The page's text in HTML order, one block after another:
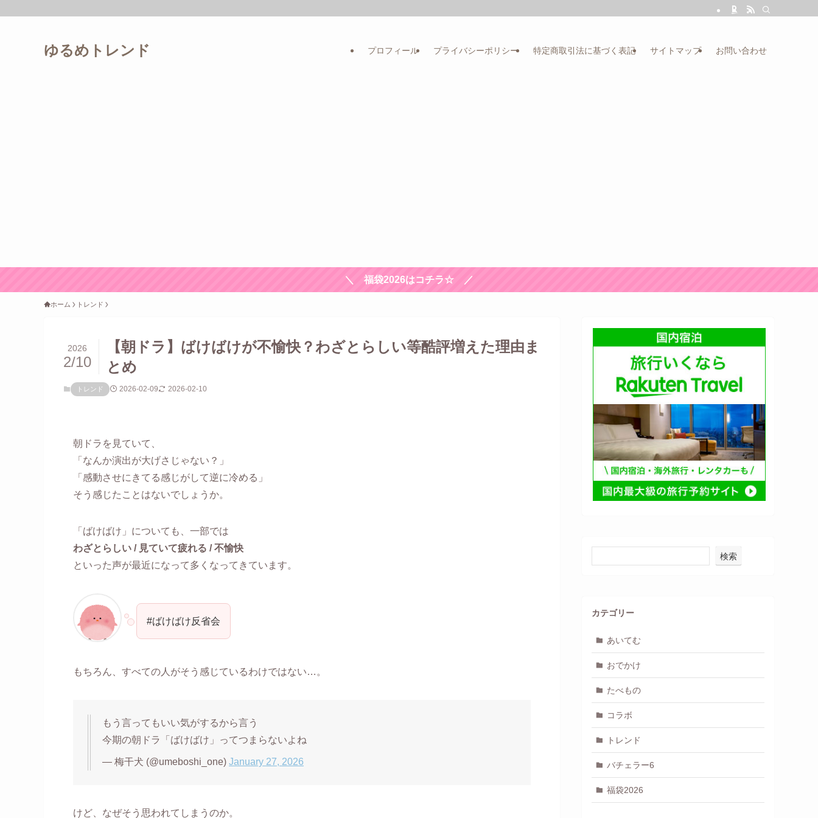
ゆるめトレンド プロフィール プライバシーポリシー 特定商取引法に基づく表記 サイトマップ お問い合わせ
＼ 福袋2026はコチラ☆ ／
ホーム トレンド
【朝ドラ】ばけばけが不愉快？わざとらしい等酷評増えた理由ま
とめ
2026
2/10
トレンド 2026-02-09 2026-02-10
朝ドラを見ていて、
「なんか演出が大げさじゃない？」
「感動させにきてる感じがして逆に冷める」
そう感じたことはないでしょうか。
「ばけばけ」についても、一部では
わざとらしい / 見ていて疲れる / 不愉快
といった声が最近になって多くなってきています。
#ばけばけ反省会
もちろん、すべての人がそう感じているわけではない…。
もう言ってもいい気がするから言う
今期の朝ドラ「ばけばけ」ってつまらないよね
— 梅干犬 (@umeboshi_one) January 27, 2026
けど、なぜそう思われてしまうのか。
検索
カテゴリー
あいてむ
おでかけ
たべもの
コラボ
トレンド
バチェラー6
福袋2026